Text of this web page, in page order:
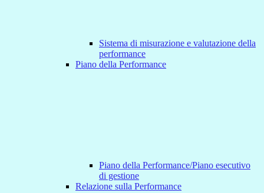
Sistema di misurazione e valutazione della
performance
Piano della Performance
Piano della Performance/Piano esecutivo
di gestione
Relazione sulla Performance